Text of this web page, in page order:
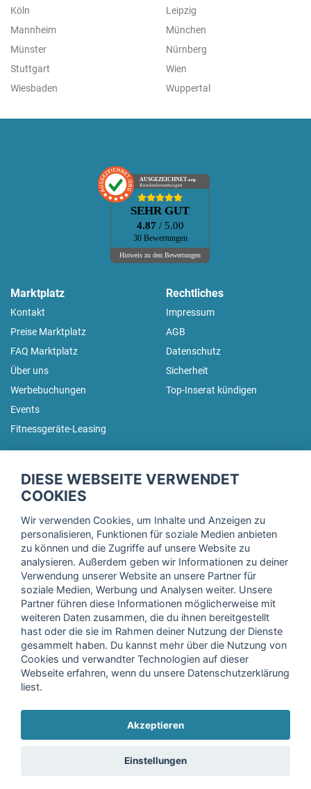
Köln
Leipzig
Mannheim
München
Münster
Nürnberg
Stuttgart
Wien
Wiesbaden
Wuppertal
AUSGEZEICHNET .org
Kundenbewertungen
SEHR GUT
4.87 / 5.00
30 Bewertungen
Hinweis zu den Bewertungen
Marktplatz
Kontakt
Preise Marktplatz
FAQ Marktplatz
Über uns
Werbebuchungen
Events
Fitnessgeräte-Leasing
Rechtliches
Impressum
AGB
Datenschutz
Sicherheit
Top-Inserat kündigen
Trage dich hier für unseren Newsletter ein und erhalte regelmäßig
Ich stimme der Verarbeitung meiner Daten, wie in der
Einwilligungserklärungder fitnessmarkt.de services GmbH
beschrieben, zu und bestätige, dass ich das 16. Lebensjahr
vollendet habe. Ich kann diese Einwilligung jederzeit mit
Wirkung für die Zukunft widerrufen. Weitere Informationen
finden Sie in unsererDatenschutzerklärung.
Copyright © 2026 fitnessmarkt.de services GmbH
DIESE WEBSEITE VERWENDET
COOKIES
Wir verwenden Cookies, um Inhalte und Anzeigen zu
personalisieren, Funktionen für soziale Medien anbieten
zu können und die Zugriffe auf unsere Website zu
analysieren. Außerdem geben wir Informationen zu deiner
Verwendung unserer Website an unsere Partner für
soziale Medien, Werbung und Analysen weiter. Unsere
Partner führen diese Informationen möglicherweise mit
weiteren Daten zusammen, die du ihnen bereitgestellt
hast oder die sie im Rahmen deiner Nutzung der Dienste
gesammelt haben. Du kannst mehr über die Nutzung von
Cookies und verwandter Technologien auf dieser
Webseite erfahren, wenn du unsere Datenschutzerklärung
liest.
Akzeptieren
Einstellungen